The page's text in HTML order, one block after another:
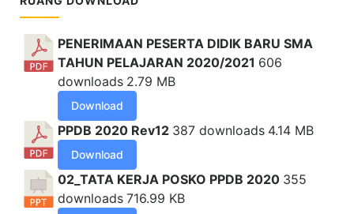
PENERIMAAN PESERTA DIDIK BARU SMA
TAHUN PELAJARAN 2020/2021 606
downloads 2.79 MB
Download
PPDB 2020 Rev12 387 downloads 4.14 MB
Download
02_TATA KERJA POSKO PPDB 2020 355
downloads 716.99 KB